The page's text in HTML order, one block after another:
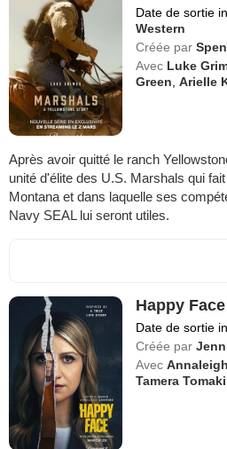
Date de sortie
Western
Créée par
Avec Luke
Green ,Arielle
Après avoir quitté le ranch
unité d'élite des U.S. Marshals qui
Montana et dans laquelle ses
Navy SEAL lui seront utiles.
Happy Face
Date de sortie
Créée par
Avec
Tamera